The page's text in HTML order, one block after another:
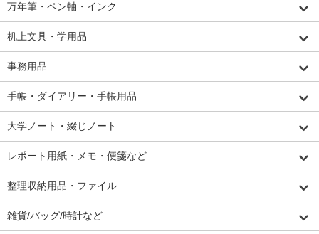
万年筆・ペン軸・インク
机上文具・学用品
事務用品
手帳・ダイアリー・手帳用品
大学ノート・綴じノート
レポート用紙・メモ・便箋など
整理収納用品・ファイル
雑貨/バッグ/時計など